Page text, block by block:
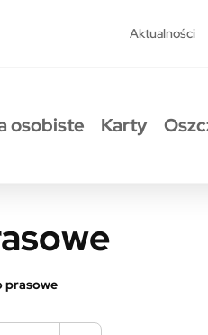
Aktualności
osobiste Karty
prasowe